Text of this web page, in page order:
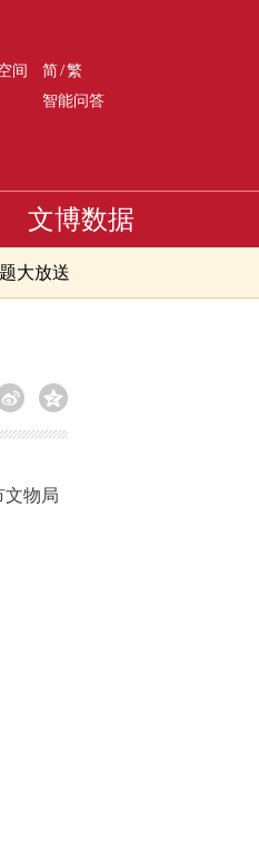
间 简/繁
智能问答
大放送
文博数据
物局